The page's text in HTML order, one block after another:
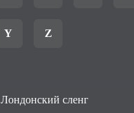
Y Z
Лондонский сленг